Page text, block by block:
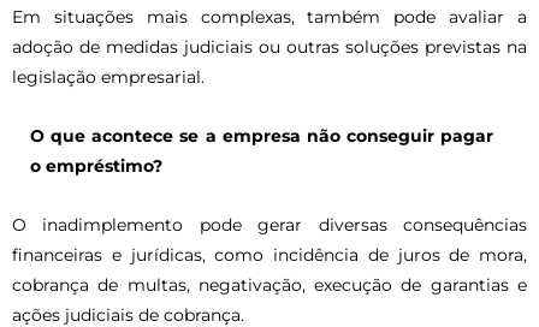
Em situações mais complexas, também pode avaliar a
adoção de medidas judiciais ou outras soluções previstas na
legislação empresarial.
O que acontece se a empresa não conseguir pagar
o empréstimo?
O inadimplemento pode gerar diversas consequências
financeiras e jurídicas, como incidência de juros de mora,
cobrança de multas, negativação, execução de garantias e
ações judiciais de cobrança.